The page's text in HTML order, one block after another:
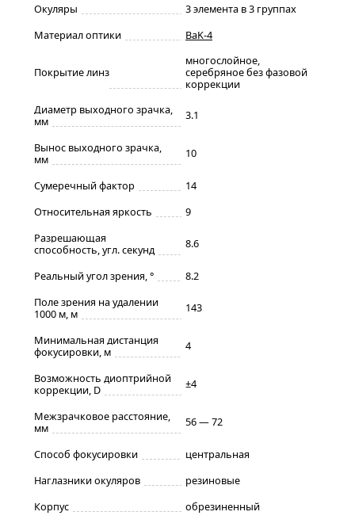
Окуляры
3 элемента в 3 группах
Материал оптики
BaK-4
Покрытие линз
многослойное,
серебряное без фазовой
коррекции
Диаметр выходного зрачка,
мм
3.1
Вынос выходного зрачка,
мм
10
Сумеречный фактор
14
Относительная яркость
9
Разрешающая
способность, угл. секунд
8.6
Реальный угол зрения, °
8.2
Поле зрения на удалении
1000 м, м
143
Минимальная дистанция
фокусировки, м
4
Возможность диоптрийной
коррекции, D
±4
Межзрачковое расстояние,
мм
56 — 72
Способ фокусировки
центральная
Наглазники окуляров
резиновые
Корпус
обрезиненный